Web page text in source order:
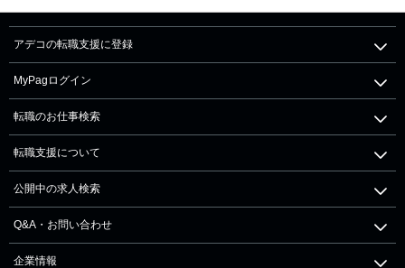
アデコの転職支援に登録
MyPagログイン
転職のお仕事検索
転職支援について
公開中の求人検索
Q&A・お問い合わせ
企業情報